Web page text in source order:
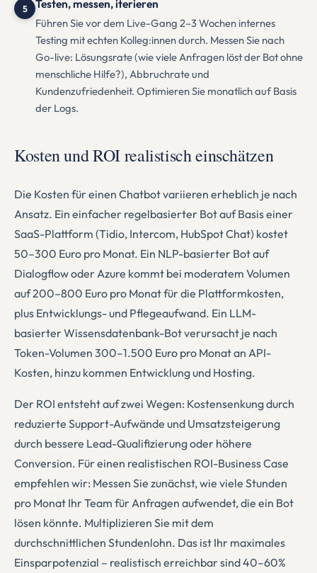
5 Testen, messen, iterieren
Führen Sie vor dem Live-Gang 2–3 Wochen internes
Testing mit echten Kolleg:innen durch. Messen Sie nach
Go-live: Lösungsrate (wie viele Anfragen löst der Bot ohne
menschliche Hilfe?), Abbruchrate und
Kundenzufriedenheit. Optimieren Sie monatlich auf Basis
der Logs.
Kosten und ROI realistisch einschätzen
Die Kosten für einen Chatbot variieren erheblich je nach
Ansatz. Ein einfacher regelbasierter Bot auf Basis einer
SaaS-Plattform (Tidio, Intercom, HubSpot Chat) kostet
50–300 Euro pro Monat. Ein NLP-basierter Bot auf
Dialogflow oder Azure kommt bei moderatem Volumen
auf 200–800 Euro pro Monat für die Plattformkosten,
plus Entwicklungs- und Pflegeaufwand. Ein LLM-
basierter Wissensdatenbank-Bot verursacht je nach
Token-Volumen 300–1.500 Euro pro Monat an API-
Kosten, hinzu kommen Entwicklung und Hosting.
Der ROI entsteht auf zwei Wegen: Kostensenkung durch
reduzierte Support-Aufwände und Umsatzsteigerung
durch bessere Lead-Qualifizierung oder höhere
Conversion. Für einen realistischen ROI-Business Case
empfehlen wir: Messen Sie zunächst, wie viele Stunden
pro Monat Ihr Team für Anfragen aufwendet, die ein Bot
lösen könnte. Multiplizieren Sie mit dem
durchschnittlichen Stundenlohn. Das ist Ihr maximales
Einsparpotenzial – realistisch erreichbar sind 40–60%